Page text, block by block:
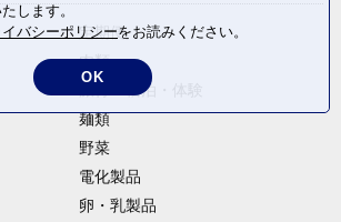
定期便
肉類
旅行・宿泊・体験
麺類
野菜
電化製品
卵・乳製品
します。
バシーポリシーをお読みください。
OK